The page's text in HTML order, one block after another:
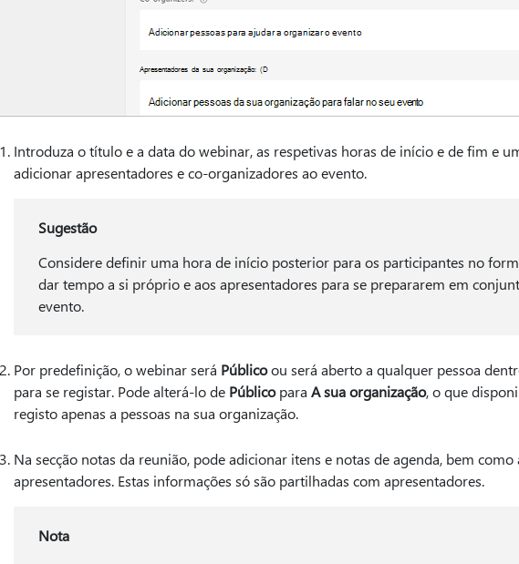
Introduza o título e a data do webinar, as respetivas horas de início e de fim e
adicionar apresentadores e co-organizadores ao evento.
Sugestão
Considere definir uma hora de início posterior para os participantes no
dar tempo a si próprio e aos apresentadores para se prepararem em
evento.
Por predefinição, o webinar será Públicoou será aberto a qualquer pessoa
para se registar. Pode alterá-lo de Públicopara A sua organização, o que
registo apenas a pessoas na sua organização.
Na secção notas da reunião, pode adicionar itens e notas de agenda, bem
apresentadores. Estas informações só são partilhadas com apresentadores.
Nota